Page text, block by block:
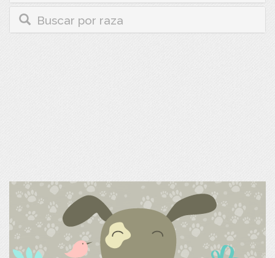
Buscar por raza